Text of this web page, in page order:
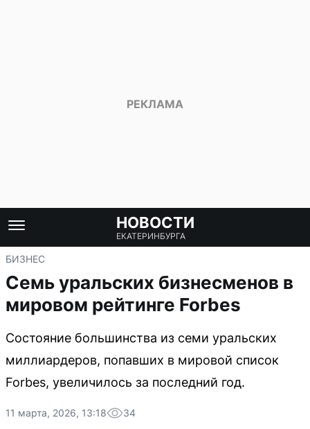
НОВОСТИ
ЕКАТЕРИНБУРГА
БИЗНЕС
Семь уральских бизнесменов в
мировом рейтинге Forbes
Состояние большинства из семи уральских
миллиардеров, попавших в мировой список
Forbes, увеличилось за последний год.
11 марта, 2026, 13:18 34